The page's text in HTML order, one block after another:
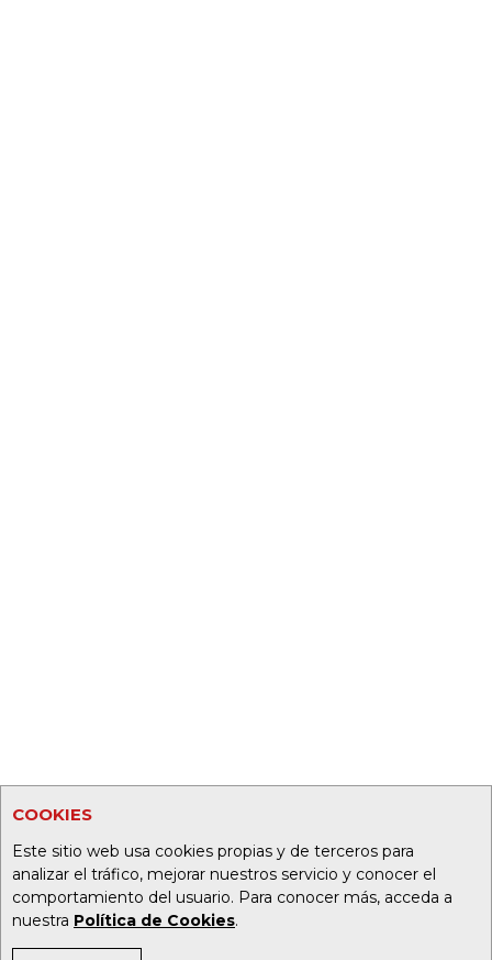
COOKIES
Este sitio web usa cookies propias y de terceros para
analizar el tráfico, mejorar nuestros servicio y conocer el
comportamiento del usuario. Para conocer más, acceda a
nuestra Política de Cookies.